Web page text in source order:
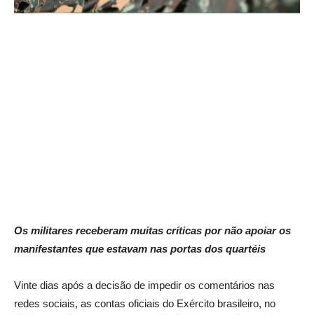
Os militares receberam muitas críticas por não apoiar os
manifestantes que estavam nas portas dos quartéis
Vinte dias após a decisão de impedir os comentários nas
redes sociais, as contas oficiais do Exército brasileiro, no